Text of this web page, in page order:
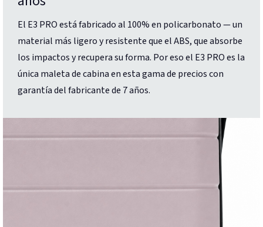
El E3 PRO está fabricado al 100% en policarbonato — un
material más ligero y resistente que el ABS, que absorbe
los impactos y recupera su forma. Por eso el E3 PRO es la
única maleta de cabina en esta gama de precios con
garantía del fabricante de 7 años.